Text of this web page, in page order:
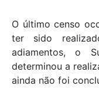
O último censo
ter sido
adiamentos, o
determinou a
ainda não foi